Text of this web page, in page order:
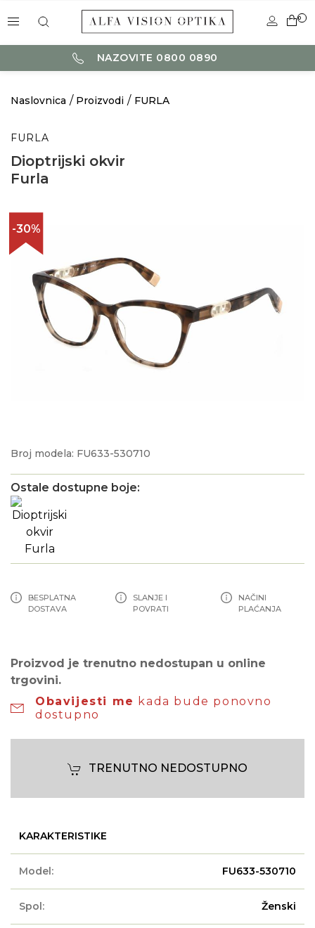
0
NAZOVITE 0800 0890
Naslovnica Proizvodi FURLA
FURLA
Dioptrijski okvir
Furla
-30%
Broj modela: FU633-530710
Ostale dostupne boje:
BESPLATNA
DOSTAVA
SLANJE I
POVRATI
NAČINI
PLAĆANJA
Proizvod je trenutno nedostupan u online
trgovini.
Obavijesti me kada bude ponovno
dostupno
TRENUTNO NEDOSTUPNO
KARAKTERISTIKE
Model: FU633-530710
Spol: Ženski